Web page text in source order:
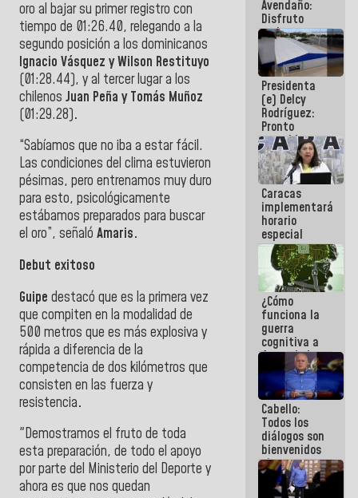
oro al bajar su primer registro con
tiempo de 01:26.40, relegando a la
segundo posición a los dominicanos
Ignacio Vásquez y Wilson Restituyo
(01:28.44), y al tercer lugar a los
chilenos Juan Peña y Tomás Muñoz
(01:29.28).
“Sabíamos que no iba a estar fácil.
Las condiciones del clima estuvieron
pésimas, pero entrenamos muy duro
para esto, psicológicamente
estábamos preparados para buscar
el oro”, señaló Amaris.
Debut exitoso
Guipe destacó que es la primera vez
que compiten en la modalidad de
500 metros que es más explosiva y
rápida a diferencia de la
competencia de dos kilómetros que
consisten en las fuerza y
resistencia.
"Demostramos el fruto de toda
esta preparación, de todo el apoyo
por parte del Ministerio del Deporte y
ahora es que nos quedan
Avendaño:
Disfruto
cada vez
que escribes
porque lo
que haces
es
embarrarla
Presidenta
(e) Delcy
Rodríguez:
Pronto
restableceremos
las
operaciones
en el
Aeropuerto
Internacional
de
Maiquetía
Caracas
implementará
horario
especial
para
adaptarse
al plan de
ahorro
energético
¿Cómo
funciona la
guerra
cognitiva a
favor de la
narrativa
hegemónica?
(1)
Cabello:
Todos los
diálogos son
bienvenidos
siempre que
estén en el
marco de la